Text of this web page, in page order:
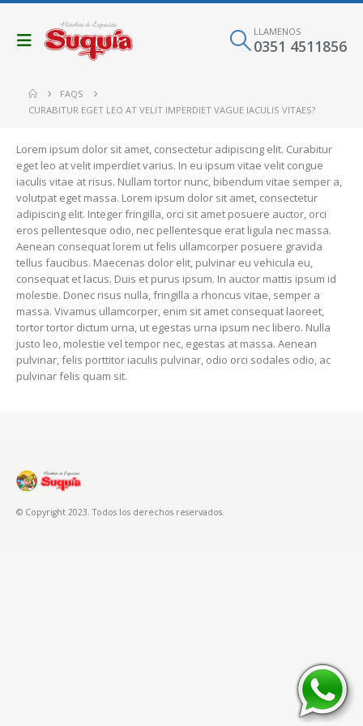
LLAMENOS
0351 4511856
FAQS
CURABITUR EGET LEO AT VELIT IMPERDIET VAGUE IACULIS VITAES?
Lorem ipsum dolor sit amet, consectetur adipiscing elit. Curabitur
eget leo at velit imperdiet varius. In eu ipsum vitae velit congue
iaculis vitae at risus. Nullam tortor nunc, bibendum vitae semper a,
volutpat eget massa. Lorem ipsum dolor sit amet, consectetur
adipiscing elit. Integer fringilla, orci sit amet posuere auctor, orci
eros pellentesque odio, nec pellentesque erat ligula nec massa.
Aenean consequat lorem ut felis ullamcorper posuere gravida
tellus faucibus. Maecenas dolor elit, pulvinar eu vehicula eu,
consequat et lacus. Duis et purus ipsum. In auctor mattis ipsum id
molestie. Donec risus nulla, fringilla a rhoncus vitae, semper a
massa. Vivamus ullamcorper, enim sit amet consequat laoreet,
tortor tortor dictum urna, ut egestas urna ipsum nec libero. Nulla
justo leo, molestie vel tempor nec, egestas at massa. Aenean
pulvinar, felis porttitor iaculis pulvinar, odio orci sodales odio, ac
pulvinar felis quam sit.
© Copyright 2023. Todos los derechos reservados.